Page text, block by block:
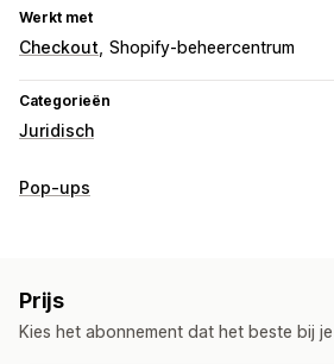
Werkt met
Checkout Shopify-beheercentrum
Categorieën
Juridisch
Compliance
Belastingvrijstellingen
Pop-ups
Waarschuwingspop-ups
Toestemmingspop-ups Pop-ups op
Prijs
Kies het abonnement dat het beste bij